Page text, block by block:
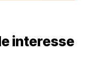
interesse